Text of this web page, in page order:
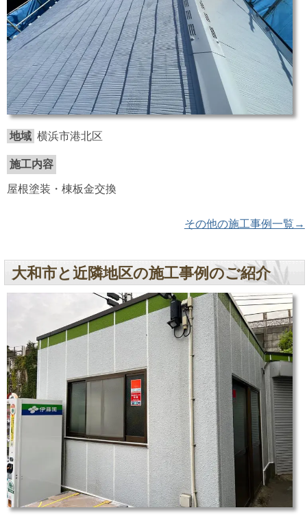
地域 横浜市港北区
施工内容
屋根塗装・棟板金交換
その他の施工事例一覧→
大和市と近隣地区の施工事例のご紹介